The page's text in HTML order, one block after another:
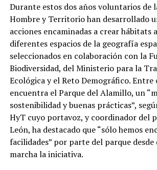
Durante estos dos años voluntarios de
Hombre y Territorio han desarrollado
acciones encaminadas a crear hábitats
diferentes espacios de la geografía
seleccionados en colaboración con la
Biodiversidad, del Ministerio para la
Ecológica y el Reto Demográfico. Entre
encuentra el Parque del Alamillo, un
sostenibilidad y buenas prácticas”,
HyT cuyo portavoz, y coordinador del
León, ha destacado que “sólo hemos
facilidades” por parte del parque desde
marcha la iniciativa.